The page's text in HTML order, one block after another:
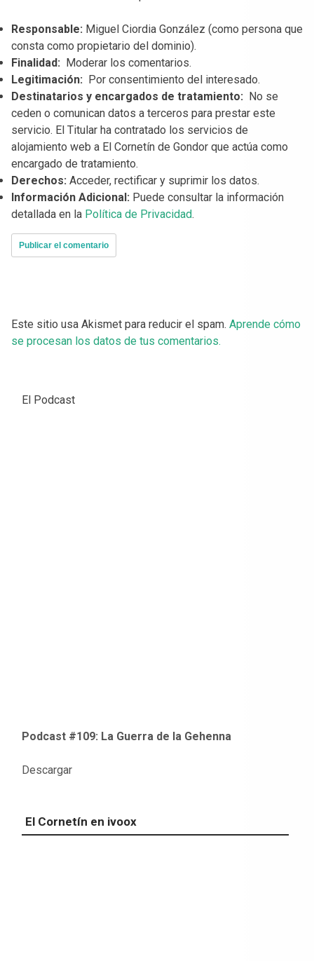
Responsable: Miguel Ciordia González (como persona que
consta como propietario del dominio).
Finalidad: Moderar los comentarios.
Legitimación: Por consentimiento del interesado.
Destinatarios y encargados de tratamiento: No se
ceden o comunican datos a terceros para prestar este
servicio. El Titular ha contratado los servicios de
alojamiento web a El Cornetín de Gondor que actúa como
encargado de tratamiento.
Derechos: Acceder, rectificar y suprimir los datos.
Información Adicional: Puede consultar la información
detallada en la Política de Privacidad.
Este sitio usa Akismet para reducir el spam. Aprende cómo
se procesan los datos de tus comentarios.
El Podcast
Podcast #109: La Guerra de la Gehenna
Descargar
El Cornetín en ivoox